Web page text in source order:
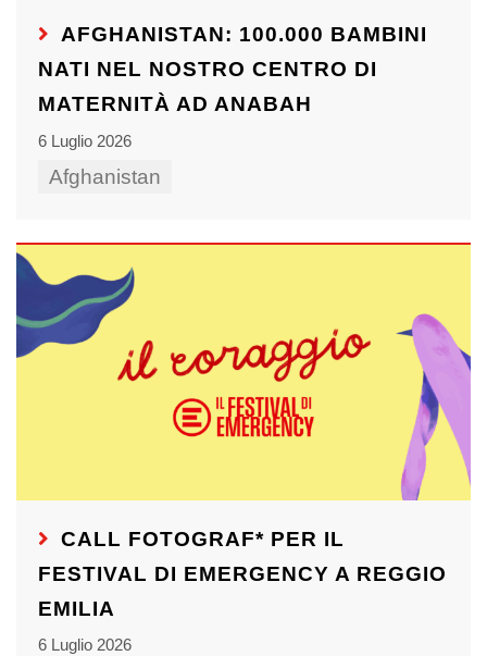
AFGHANISTAN: 100.000 BAMBINI
NATI NEL NOSTRO CENTRO DI
MATERNITÀ AD ANABAH
6 Luglio 2026
Afghanistan
CALL FOTOGRAF* PER IL
FESTIVAL DI EMERGENCY A REGGIO
EMILIA
6 Luglio 2026